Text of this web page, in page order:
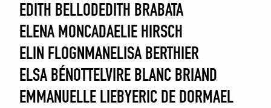
EDITH BELLODEDITH BRABATA
ELENA MONCADAELIE HIRSCH
ELIN FLOGNMANELISA BERTHIER
ELSA BÉNOTTELVIRE BLANC BRIAND
EMMANUELLE LIEBYERIC DE DORMAEL